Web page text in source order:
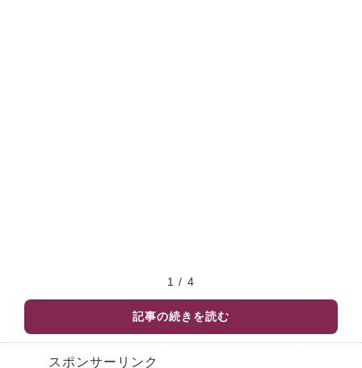
1 / 4
記事の続きを読む
スポンサーリンク